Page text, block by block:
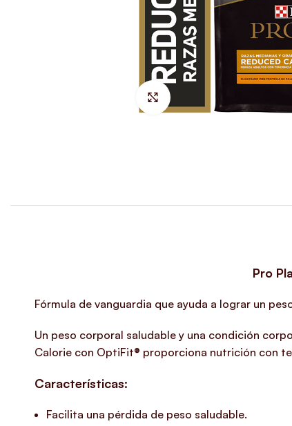
Hacer Zoom
Pro
Fórmula de vanguardia que ayuda a lograr un
Un peso corporal saludable y una condición
Calorie con OptiFit® proporciona nutrición con
Características:
Facilita una pérdida de peso saludable.